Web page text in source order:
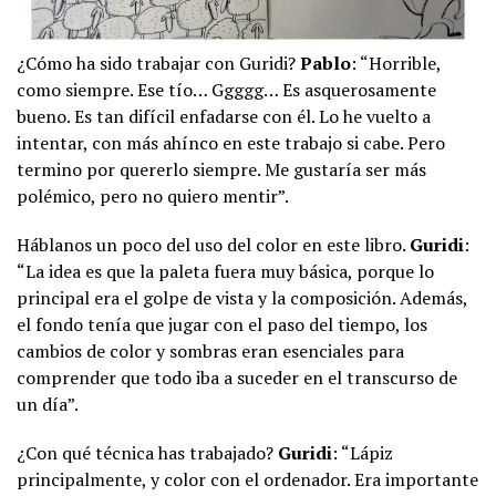
¿Cómo ha sido trabajar con Guridi?Pablo: “Horrible,
como siempre. Ese tío… Ggggg… Es asquerosamente
bueno. Es tan difícil enfadarse con él. Lo he vuelto a
intentar, con más ahínco en este trabajo si cabe. Pero
termino por quererlo siempre. Me gustaría ser más
polémico, pero no quiero mentir”.
Háblanos un poco del uso del color en este libro. Guridi:
“La idea es que la paleta fuera muy básica, porque lo
principal era el golpe de vista y la composición. Además,
el fondo tenía que jugar con el paso del tiempo, los
cambios de color y sombras eran esenciales para
comprender que todo iba a suceder en el transcurso de
un día”.
¿Con qué técnica has trabajado? Guridi: “Lápiz
principalmente, y color con el ordenador. Era importante